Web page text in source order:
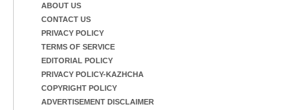
ABOUT US
CONTACT US
PRIVACY POLICY
TERMS OF SERVICE
EDITORIAL POLICY
PRIVACY POLICY-KAZHCHA
COPYRIGHT POLICY
ADVERTISEMENT DISCLAIMER